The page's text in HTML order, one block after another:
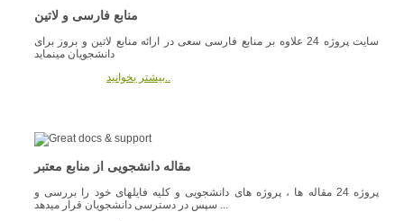
منابع فارسی و لاتین
سایت پروژه 24 علاوه بر منابع فارسی سعی در ارائه منابع لاتین و بروز برای
دانشجویان مینماید
بیشتر بخوانید..
مقاله دانشجویی از منابع معتبر
پروژه 24 مقاله ها ، پروژه های دانشجویی و کلیه فایلهای خود را بررسی و
سپس در دسترسی دانشجویان قرار میدهد ...